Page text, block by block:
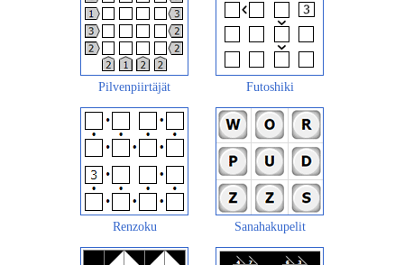
Pilvenpiirtäjät Futoshiki
Renzoku Sanahakupelit